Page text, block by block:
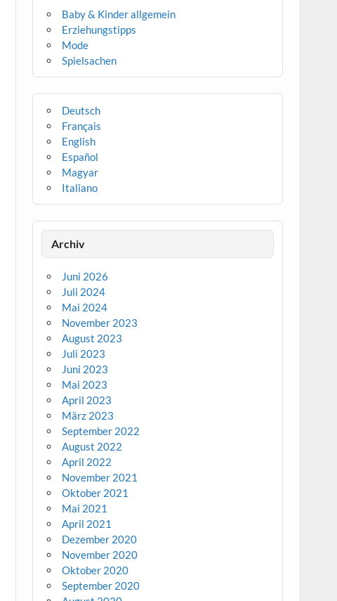
Baby & Kinder allgemein
Erziehungstipps
Mode
Spielsachen
Deutsch
Français
English
Español
Magyar
Italiano
Archiv
Juni 2026
Juli 2024
Mai 2024
November 2023
August 2023
Juli 2023
Juni 2023
Mai 2023
April 2023
März 2023
September 2022
August 2022
April 2022
November 2021
Oktober 2021
Mai 2021
April 2021
Dezember 2020
November 2020
Oktober 2020
September 2020